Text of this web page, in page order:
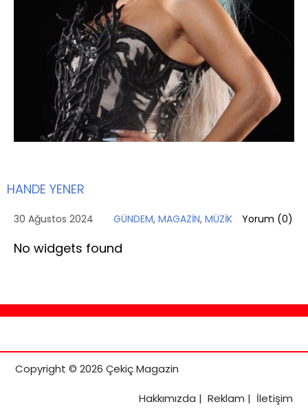
HANDE YENER
30 Ağustos 2024 GÜNDEM, MAGAZİN, MÜZİK Yorum (0)
No widgets found
Copyright © 2026 Çekiç Magazin
Hakkımızda | Reklam | İletişim